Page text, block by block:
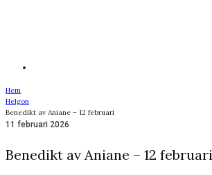
Hem
Helgon
Benedikt av Aniane – 12 februari
11 februari 2026
Benedikt av Aniane – 12 februari